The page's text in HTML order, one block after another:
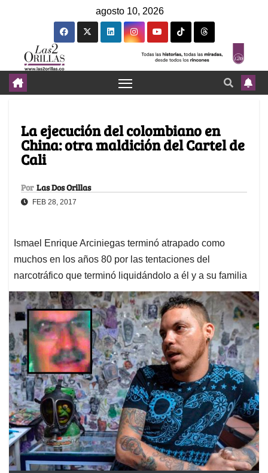
agosto 10, 2026
La ejecución del colombiano en
China: otra maldición del Cartel de
Cali
Por Las Dos Orillas
FEB 28, 2017
Ismael Enrique Arciniegas terminó atrapado como
muchos en los años 80 por las tentaciones del
narcotráfico que terminó liquidándolo a él y a su familia